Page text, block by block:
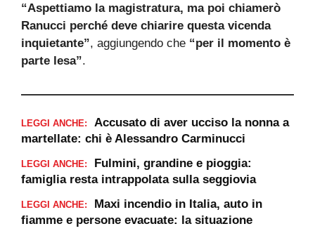
“Aspettiamo la magistratura, ma poi chiamerò
Ranucci perché deve chiarire questa vicenda
inquietante”, aggiungendo che “per il momento è
parte lesa”.
LEGGI ANCHE:
Accusato di aver ucciso la nonna a
martellate: chi è Alessandro Carminucci
LEGGI ANCHE:
Fulmini, grandine e pioggia:
famiglia resta intrappolata sulla seggiovia
LEGGI ANCHE:
Maxi incendio in Italia, auto in
fiamme e persone evacuate: la situazione